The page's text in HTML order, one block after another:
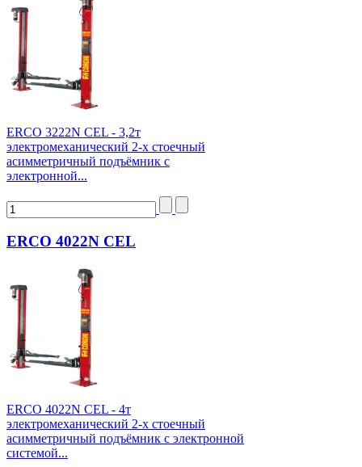
ERCO 3222N CEL - 3,2т
электромеханический 2-х стоечный
асимметричный подъёмник с
электронной...
ERCO 4022N CEL
ERCO 4022N CEL - 4т
электромеханический 2-х стоечный
асимметричный подъёмник с электронной
системой...